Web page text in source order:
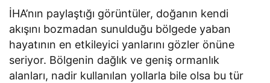
İHA’nın paylaştığı görüntüler, doğanın kendi
akışını bozmadan sunulduğu bölgede yaban
hayatının en etkileyici yanlarını gözler önüne
seriyor. Bölgenin dağlık ve geniş ormanlık
alanları, nadir kullanılan yollarla bile olsa bu tür